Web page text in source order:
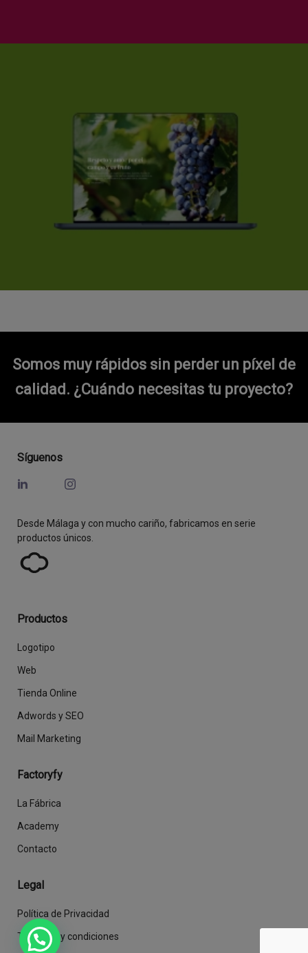
Somos muy rápidos sin perder un píxel de
calidad. ¿Cuándo necesitas tu proyecto?
Síguenos
Desde Málaga y con mucho cariño, fabricamos en serie
productos únicos.
Productos
Logotipo
Web
Tienda Online
Adwords y SEO
Mail Marketing
Factoryfy
La Fábrica
Academy
Contacto
Legal
Política de Privacidad
Términos y condiciones